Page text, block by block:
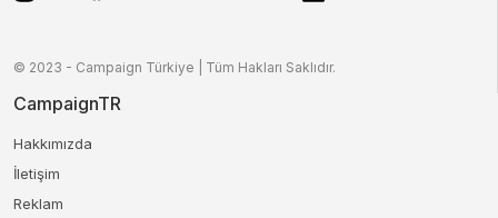
© 2023 - Campaign Türkiye | Tüm Hakları Saklıdır.
CampaignTR
Hakkımızda
İletişim
Reklam